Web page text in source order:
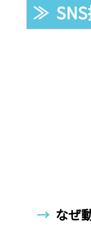
≫  SNS
→ なぜ